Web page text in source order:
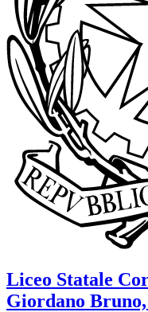
Liceo Statale
Giordano Bruno,